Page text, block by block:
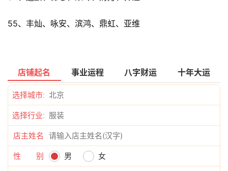
55、丰灿、咏安、滨鸿、鼎虹、亚维
店铺起名 事业运程 八字财运 十年大运
选择城市:
选择行业:
店主姓名
性 别 男 女